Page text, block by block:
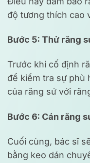
độ tương thích cao
Bước 5: Thử răng
Trước khi cố định
để kiểm tra sự phù
của răng sứ với
Bước 6: Cán răng
Cuối cùng, bác sĩ
bằng keo dán